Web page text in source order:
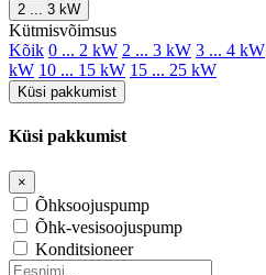
2 ... 3 kW
Kütmisvõimsus
Kõik 0 ... 2 kW 2 ... 3 kW 3 ... 4 kW
kW 10 ... 15 kW 15 ... 25 kW
Küsi pakkumist
Küsi pakkumist
×
Õhksoojuspump
Õhk-vesisoojuspump
Konditsioneer